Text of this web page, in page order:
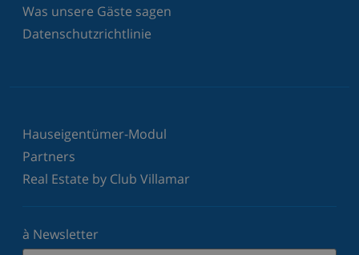
Was unsere Gäste sagen
Datenschutzrichtlinie
Hauseigentümer-Modul
Partners
Real Estate by Club Villamar
à Newsletter